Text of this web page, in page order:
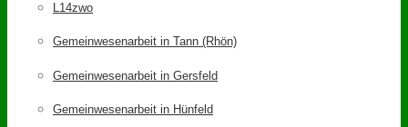
L14zwo
Gemeinwesenarbeit in Tann (Rhön)
Gemeinwesenarbeit in Gersfeld
Gemeinwesenarbeit in Hünfeld